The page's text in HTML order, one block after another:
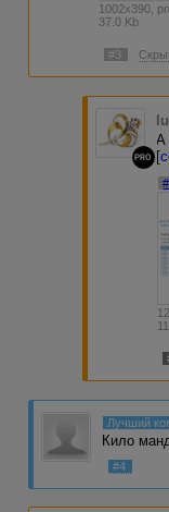
1002x390,
37.0 Kb
#3
PRO
А
[
Лучший
Кило
#4